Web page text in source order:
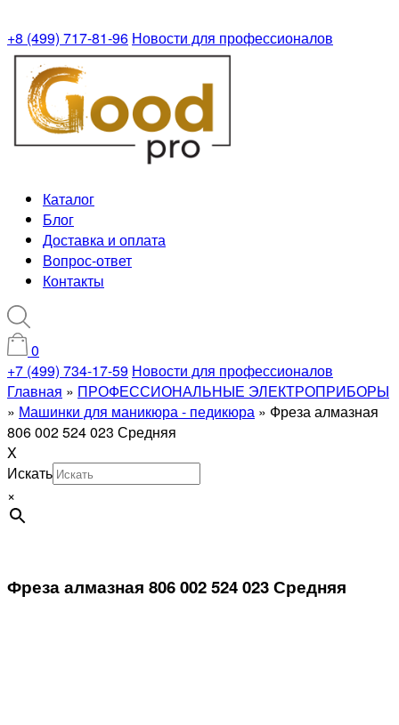
+8 (499) 717-81-96 Новости для профессионалов
Каталог
Блог
Доставка и оплата
Вопрос-ответ
Контакты
0
+7 (499) 734-17-59 Новости для профессионалов
Главная » ПРОФЕССИОНАЛЬНЫЕ ЭЛЕКТРОПРИБОРЫ
» Машинки для маникюра - педикюра » Фреза алмазная
806 002 524 023 Средняя
X
Искать
×
Фреза алмазная 806 002 524 023 Средняя